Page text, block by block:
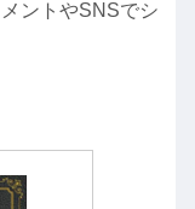
ントやSNSでシ